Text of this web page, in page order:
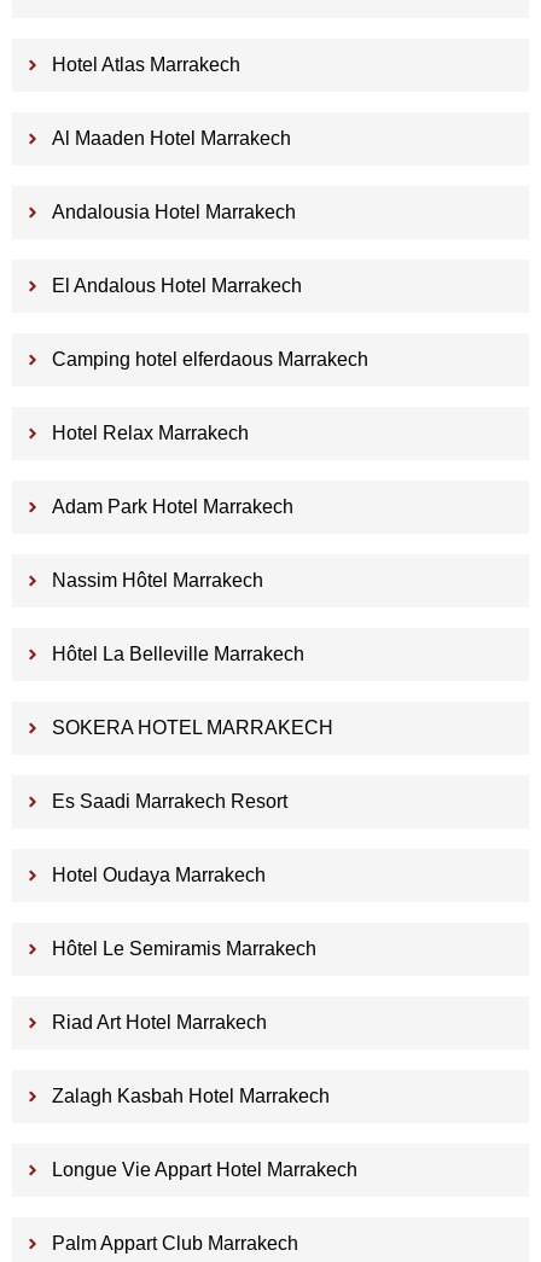
Hotel Atlas Marrakech
Al Maaden Hotel Marrakech
Andalousia Hotel Marrakech
El Andalous Hotel Marrakech
Camping hotel elferdaous Marrakech
Hotel Relax Marrakech
Adam Park Hotel Marrakech
Nassim Hôtel Marrakech
Hôtel La Belleville Marrakech
SOKERA HOTEL MARRAKECH
Es Saadi Marrakech Resort
Hotel Oudaya Marrakech
Hôtel Le Semiramis Marrakech
Riad Art Hotel Marrakech
Zalagh Kasbah Hotel Marrakech
Longue Vie Appart Hotel Marrakech
Palm Appart Club Marrakech